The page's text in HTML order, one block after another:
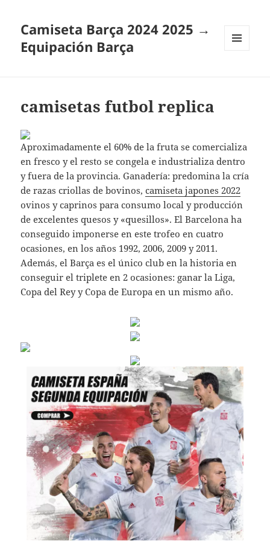
Camiseta Barça 2024 2025 →
Equipación Barça
camisetas futbol replica
Aproximadamente el 60% de la fruta se comercializa
en fresco y el resto se congela e industrializa dentro
y fuera de la provincia. Ganadería: predomina la cría
de razas criollas de bovinos,camiseta japones 2022
ovinos y caprinos para consumo local y producción
de excelentes quesos y «quesillos». El Barcelona ha
conseguido imponerse en este trofeo en cuatro
ocasiones, en los años 1992, 2006, 2009 y 2011.
Además, el Barça es el único club en la historia en
conseguir el triplete en 2 ocasiones: ganar la Liga,
Copa del Rey y Copa de Europa en un mismo año.